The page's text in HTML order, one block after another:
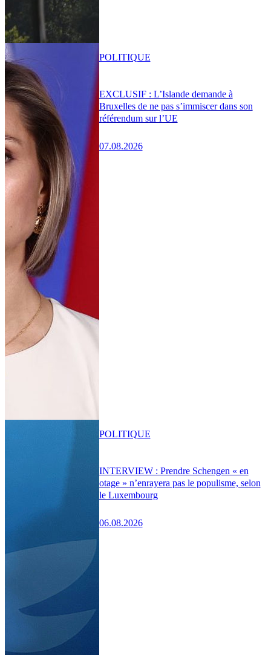
EXCLUSIF : L’Islande demande à
Bruxelles de ne pas s’immiscer dans son
référendum sur l’UE
07.08.2026
POLITIQUE
INTERVIEW : Prendre Schengen « en
otage » n’enrayera pas le populisme, selon
le Luxembourg
06.08.2026
POLITIQUE